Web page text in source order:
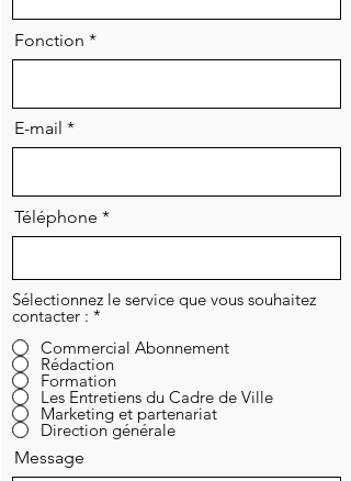
Fonction
E-mail
Téléphone
Sélectionnez le service que vous souhaitez
contacter : *
Commercial Abonnement
Rédaction
Formation
Les Entretiens du Cadre de Ville
Marketing et partenariat
Direction générale
Message